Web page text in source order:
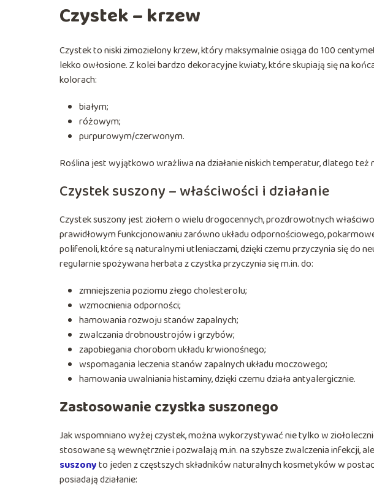
Czystek – krzew
Czystek to niski zimozielony krzew, który maksymalnie osiąga do 100
lekko owłosione. Z kolei bardzo dekoracyjne kwiaty, które skupiają się na
kolorach:
białym;
różowym;
purpurowym/czerwonym.
Roślina jest wyjątkowo wrażliwa na działanie niskich temperatur, dlatego też
Czystek suszony – właściwości i działanie
Czystek suszony jest ziołem o wielu drogocennych, prozdrowotnych
prawidłowym funkcjonowaniu zarówno układu odpornościowego,
polifenoli, które są naturalnymi utleniaczami, dzięki czemu przyczynia się do
regularnie spożywana herbata z czystka przyczynia się m.in. do:
zmniejszenia poziomu złego cholesterolu;
wzmocnienia odporności;
hamowania rozwoju stanów zapalnych;
zwalczania drobnoustrojów i grzybów;
zapobiegania chorobom układu krwionośnego;
wspomagania leczenia stanów zapalnych układu moczowego;
hamowania uwalniania histaminy, dzięki czemu działa antyalergicznie.
Zastosowanie czystka suszonego
Jak wspomniano wyżej czystek, można wykorzystywać nie tylko w
stosowane są wewnętrznie i pozwalają m.in. na szybsze zwalczenia infekcji,
suszonyto jeden z częstszych składników naturalnych kosmetyków w
posiadają działanie: